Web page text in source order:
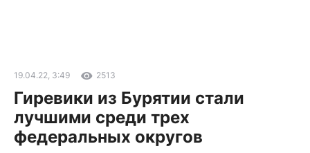
19.04.22, 3:49 2513
Гиревики из Бурятии стали
лучшими среди трех
федеральных округов